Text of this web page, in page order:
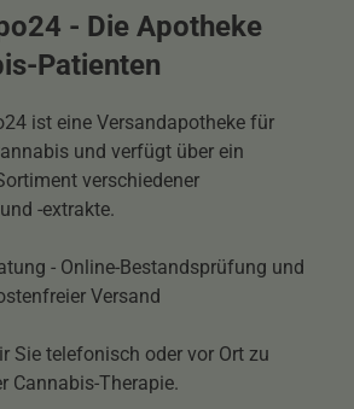
- Die Apotheke
Patienten
ist eine Versandapotheke für
und verfügt über ein
verschiedener
-extrakte.
- Online-Bestandsprüfung und
Versand
Sie telefonisch oder vor Ort zu
Cannabis-Therapie.